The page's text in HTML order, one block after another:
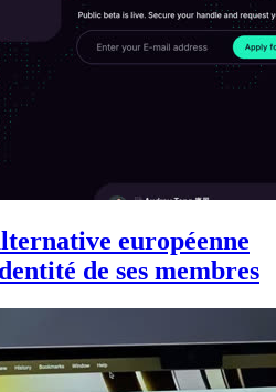
européenne
de ses membres